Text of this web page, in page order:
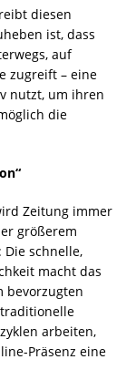
diesen
ist, dass
auf
zugreift – eine
nutzt, um ihren
die
Zeitung immer
größerem
Die schnelle,
macht das
bevorzugten
arbeiten,
Präsenz eine